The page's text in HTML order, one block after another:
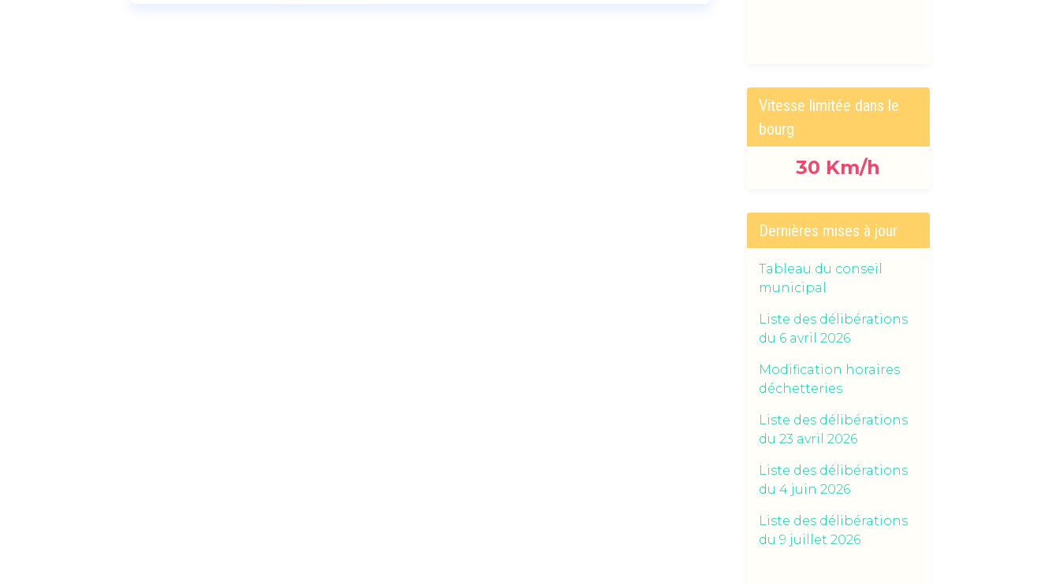
Vitesse limitée dans le
bourg
30 Km/h
Dernières mises à jour
Tableau du conseil
municipal
Liste des délibérations
du 6 avril 2026
Modification horaires
déchetteries
Liste des délibérations
du 23 avril 2026
Liste des délibérations
du 4 juin 2026
Liste des délibérations
du 9 juillet 2026